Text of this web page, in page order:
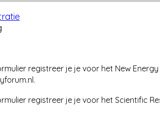
registreer je je voor het New
registreer je je voor het Scientific